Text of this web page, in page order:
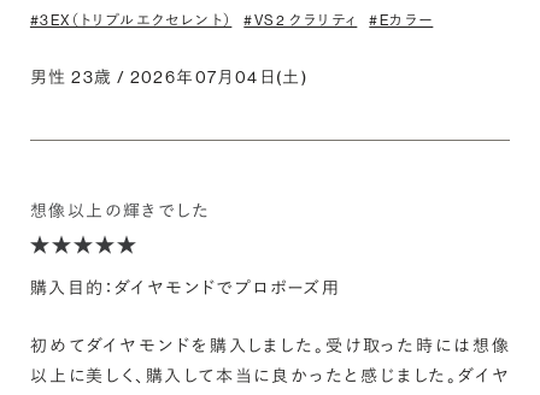
#3EX（トリプルエクセレント）
#VS2 クラリティ #Eカラー
男性 23歳 / 2026年07月04日(土)
想像以上の輝きでした
購入目的：ダイヤモンドでプロポーズ用
初めてダイヤモンドを購入しました。受け取った時には想像
以上に美しく、購入して本当に良かったと感じました。ダイヤ